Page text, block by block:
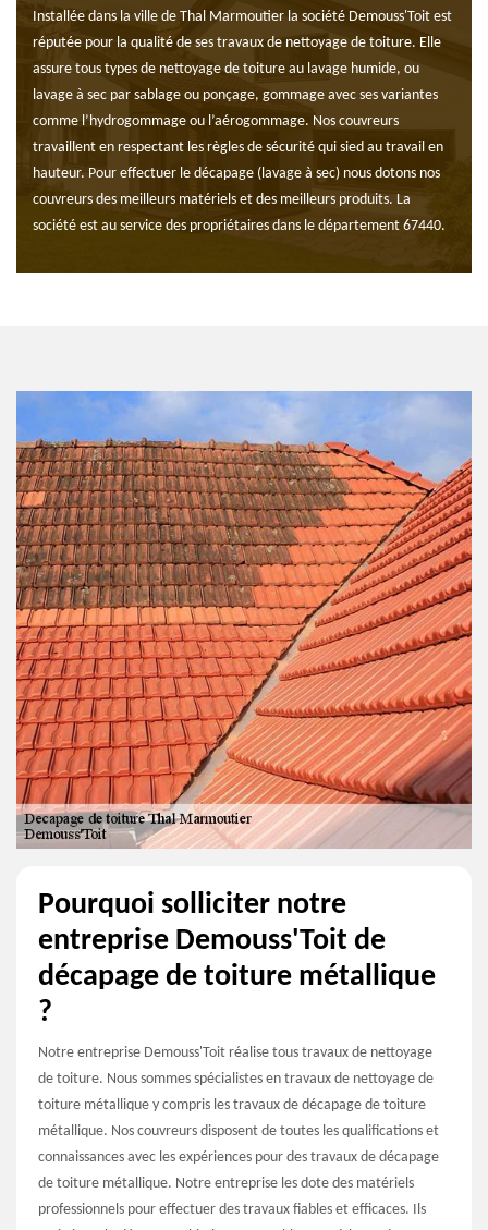
Installée dans la ville de Thal Marmoutier la société Demouss'Toit est
réputée pour la qualité de ses travaux de nettoyage de toiture. Elle
assure tous types de nettoyage de toiture au lavage humide, ou
lavage à sec par sablage ou ponçage, gommage avec ses variantes
comme l’hydrogommage ou l’aérogommage. Nos couvreurs
travaillent en respectant les règles de sécurité qui sied au travail en
hauteur. Pour effectuer le décapage (lavage à sec) nous dotons nos
couvreurs des meilleurs matériels et des meilleurs produits. La
société est au service des propriétaires dans le département 67440.
Pourquoi solliciter notre
entreprise Demouss'Toit de
décapage de toiture métallique
?
Notre entreprise Demouss'Toit réalise tous travaux de nettoyage
de toiture. Nous sommes spécialistes en travaux de nettoyage de
toiture métallique y compris les travaux de décapage de toiture
métallique. Nos couvreurs disposent de toutes les qualifications et
connaissances avec les expériences pour des travaux de décapage
de toiture métallique. Notre entreprise les dote des matériels
professionnels pour effectuer des travaux fiables et efficaces. Ils